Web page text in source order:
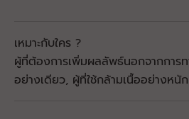
เหมาะกับใคร ?
ผู้ที่ต้องการเพิ่มผลลัพธ์นอกจากการ
อย่างเดียว, ผู้ที่ใช้กล้ามเนื้ออย่างหนัก